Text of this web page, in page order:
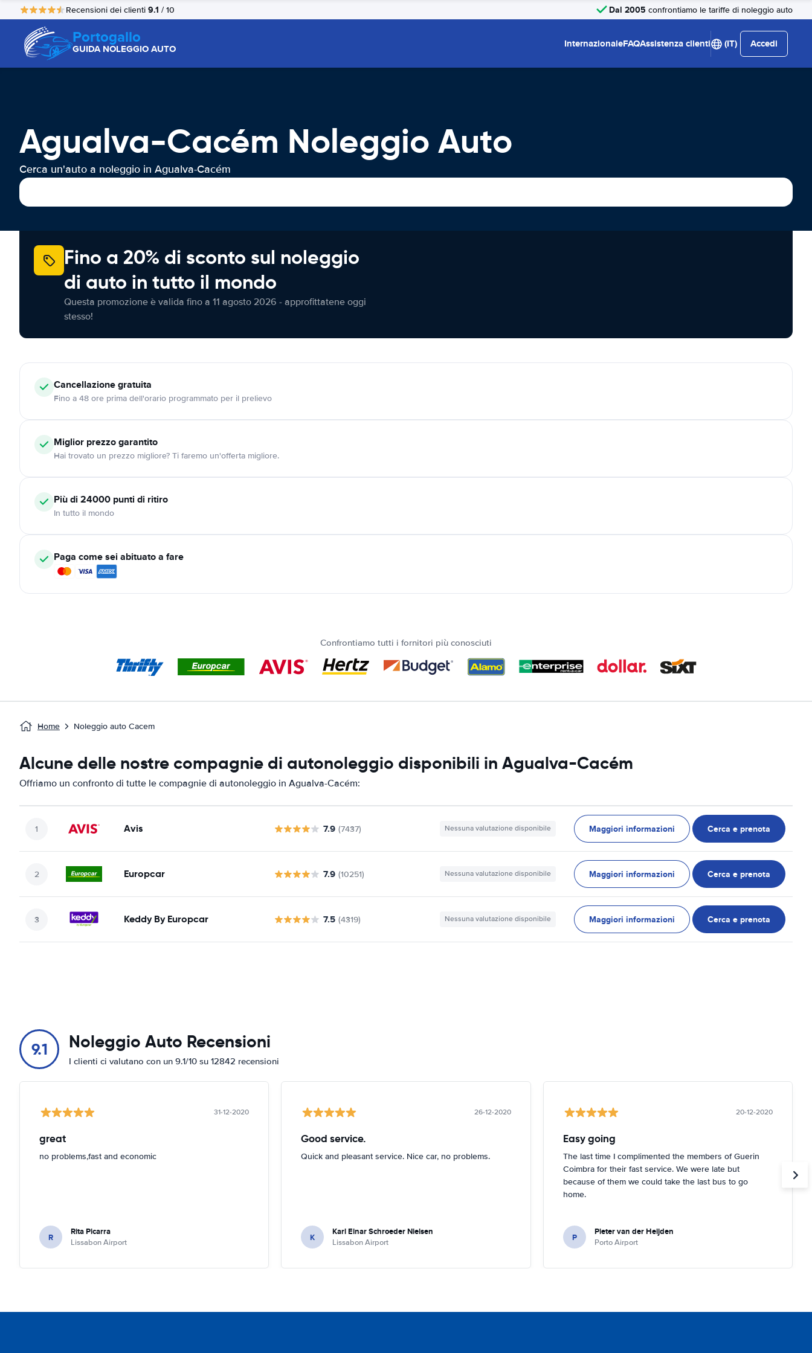
Recensioni dei clienti 9.1 / 10 Dal 2005 confrontiamo le tariffe di noleggio auto
Portogallo
GUIDA NOLEGGIO AUTO InternazionaleFAQAssistenza clienti (IT) Accedi
Agualva-Cacém Noleggio Auto
Cerca un'auto a noleggio in Agualva-Cacém
Fino a 20% di sconto sul noleggio
di auto in tutto il mondo
Questa promozione è valida fino a 11 agosto 2026 - approfittatene oggi
stesso!
Cancellazionegratuita
Fino a 48 ore prima dell'orario programmato per il prelievo
Miglior prezzo garantito
Hai trovato un prezzo migliore? Ti faremo un'offerta migliore.
Più di 24000 punti di ritiro
In tutto il mondo
Paga come sei abituato a fare
Confrontiamo tutti i fornitori più conosciuti
Home Noleggio auto Cacem
Alcune delle nostre compagnie di autonoleggio disponibili in Agualva-Cacém
Offriamo un confronto di tutte le compagnie di autonoleggio in Agualva-Cacém:
Avis 7.9 (7437) Nessuna valutazione disponibile Maggiori informazioni Cerca e prenota
Europcar 7.9 (10251) Nessuna valutazione disponibile Maggiori informazioni Cerca e prenota
Keddy By Europcar 7.5 (4319) Nessuna valutazione disponibile Maggiori informazioni Cerca e prenota
9.1 Noleggio Auto Recensioni
I clienti ci valutano con un 9.1/10 su 12842 recensioni
31-12-2020
great
no problems,fast and economic
R Rita Picarra
Lissabon Airport
26-12-2020
Good service.
Quick and pleasant service. Nice car, no problems.
K Karl Einar Schroeder Nielsen
Lissabon Airport
20-12-2020
Easy going
The last time I complimented the members of Guerin
Coimbra for their fast service. We were late but
because of them we could take the last bus to go
home.
P Pieter van der Heijden
Porto Airport